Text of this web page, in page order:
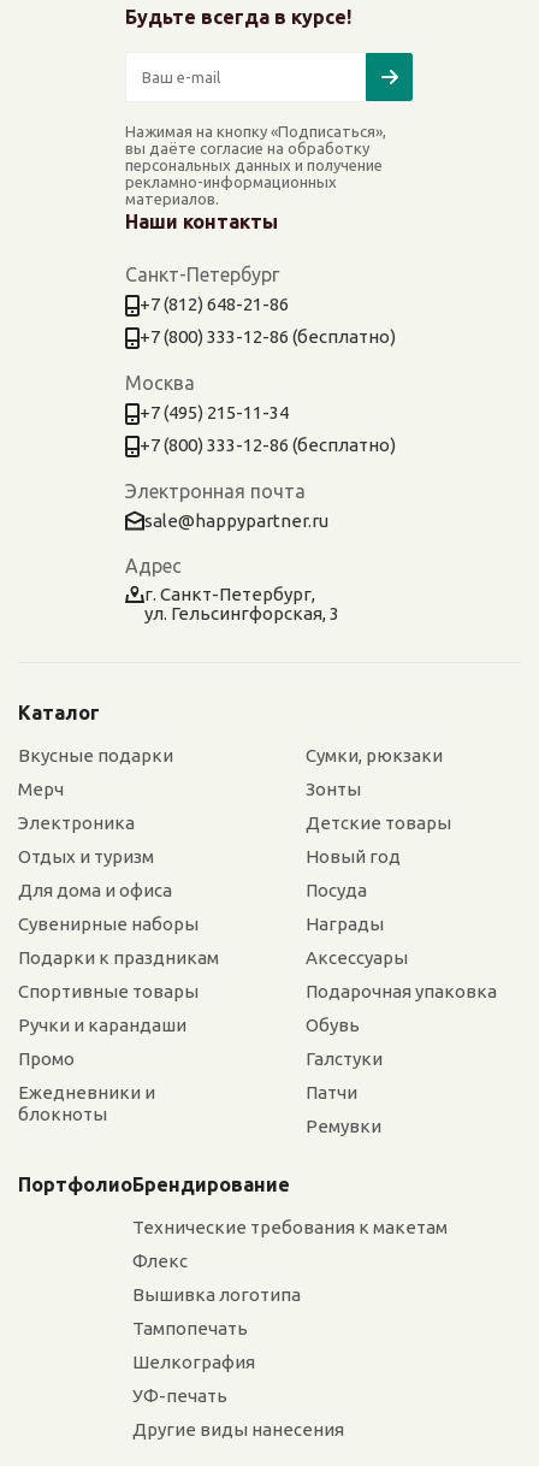
Будьте всегда в курсе!
Нажимая на кнопку «Подписаться»,
вы даёте согласие на обработку
персональных данных и получение
рекламно-информационных
материалов.
Наши контакты
Санкт-Петербург
+7 (812) 648-21-86
+7 (800) 333-12-86 (бесплатно)
Москва
+7 (495) 215-11-34
+7 (800) 333-12-86 (бесплатно)
Электронная почта
sale@happypartner.ru
Адрес
г. Санкт-Петербург,
ул. Гельсингфорская, 3
Каталог
Вкусные подарки
Мерч
Электроника
Отдых и туризм
Для дома и офиса
Сувенирные наборы
Подарки к праздникам
Спортивные товары
Ручки и карандаши
Промо
Ежедневники и
блокноты
Сумки, рюкзаки
Зонты
Детские товары
Новый год
Посуда
Награды
Аксессуары
Подарочная упаковка
Обувь
Галстуки
Патчи
Ремувки
ПортфолиоБрендирование
Технические требования к макетам
Флекс
Вышивка логотипа
Тампопечать
Шелкография
УФ-печать
Другие виды нанесения